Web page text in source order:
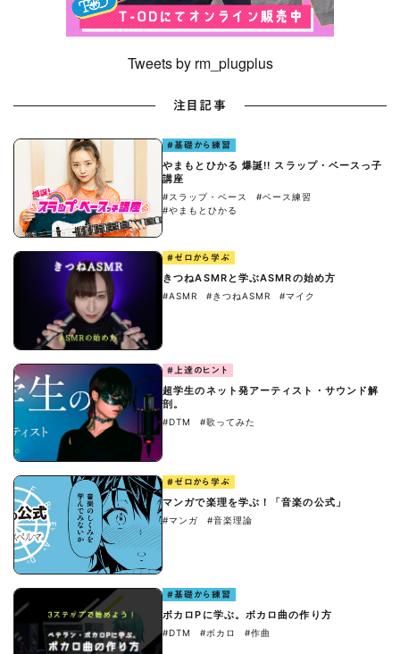
Tweets by rm_plugplus
注目記事
#基礎から練習
やまもとひかる 爆誕!! スラップ・ベースっ子
講座
#スラップ・ベース
#ベース練習
#やまもとひかる
#ゼロから学ぶ
きつねASMRと学ぶASMRの始め方
#ASMR #きつねASMR #マイク
#上達のヒント
超学生のネット発アーティスト・サウンド解
剖。
#DTM #歌ってみた
#ゼロから学ぶ
マンガで楽理を学ぶ！「音楽の公式」
#マンガ #音楽理論
#基礎から練習
ボカロPに学ぶ。ボカロ曲の作り方
#DTM #ボカロ #作曲